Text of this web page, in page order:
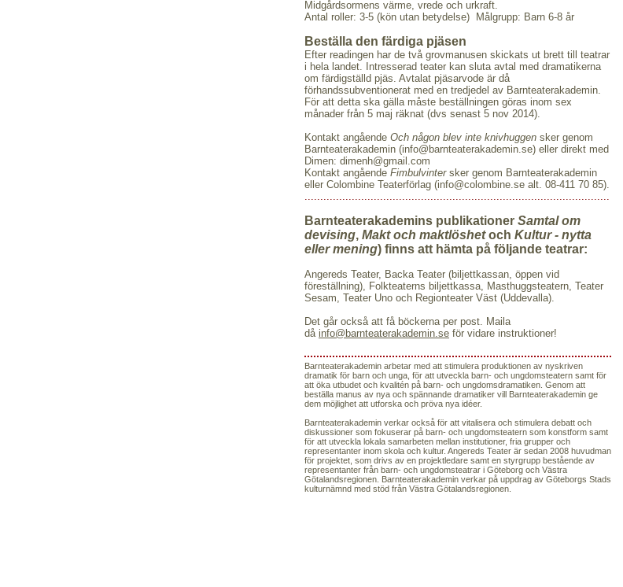
Midgårdsormens värme, vrede och urkraft.
Antal roller: 3-5 (kön utan betydelse) Målgrupp: Barn 6-8 år
Beställa den färdiga pjäsen
Efter readingen har de två grovmanusen skickats ut brett till teatrar
i hela landet. I ntresserad teater kan sluta avtal med dramatikerna
om färdigställd pjäs. Avtalat pjäsarvode är då
förhandssubventionerat med en tredjedel av Barnteaterakademin.
För att detta ska gälla måste beställningen göras inom sex
månader från 5 maj räknat (dvs senast 5 nov 2014).
Kontakt angående Och någon blev inte knivhuggen sker genom
Barnteaterakademin (info@barnteaterakademin.se) eller direkt med
Dimen: dimenh@gmail.com
Kontakt angående Fimbulvintersker genom Barnteaterakademin
eller Colombine Teaterförlag (info@colombine.se alt. 08-411 70 85).
.................................................................................................
Barnteaterakademins publikationer Samtal om
devising, Makt och maktlöshet och Kultur - nytta
eller mening) finns att hämta på följande teatrar:
Angereds Teater, Backa Teater (biljettkassan, öppen vid
föreställning), Folkteaterns biljettkassa, Masthuggsteatern, Teater
Sesam, Teater Uno och Regionteater Väst (Uddevalla).
Det går också att få böckerna per post. Maila
då info@barnteaterakademin.se för vidare instruktioner!
Barnteaterakademin arbetar med att stimulera produktionen av nyskriven
dramatik för barn och unga, för att utveckla barn- och ungdomsteatern samt för
att öka utbudet och kvalitén på barn- och ungdomsdramatiken. Genom att
beställa manus av nya och spännande dramatiker vill Barnteaterakademin ge
dem möjlighet att utforska och pröva nya idéer.
Barnteaterakademin verkar också för att vitalisera och stimulera debatt och
diskussioner som fokuserar på barn- och ungdomsteatern som konstform samt
för att utveckla lokala samarbeten mellan institutioner, fria grupper och
representanter inom skola och kultur. Angereds Teater är sedan 2008 huvudman
för projektet, som drivs av en projektledare samt en styrgrupp bestående av
representanter från barn- och ungdomsteatrar i Göteborg och Västra
Götalandsregionen. Barnteaterakademin verkar på uppdrag av Göteborgs Stads
kulturnämnd med stöd från Västra Götalandsregionen.